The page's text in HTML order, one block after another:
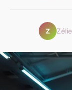
Z Zélie